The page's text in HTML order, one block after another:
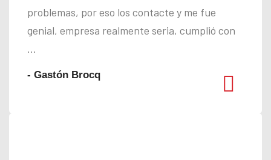
problemas, por eso los contacte y me fue
genial, empresa realmente seria, cumplió con
...
- Gastón Brocq